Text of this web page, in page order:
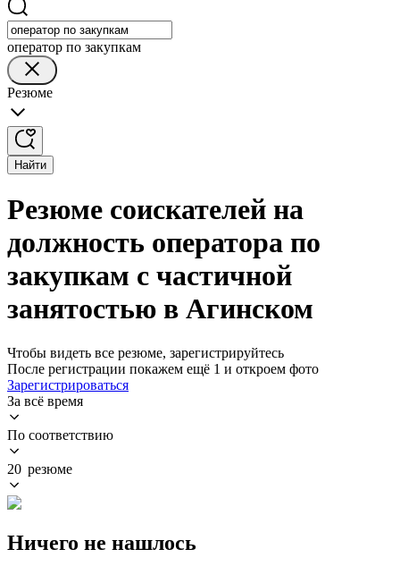
оператор по закупкам
Резюме
Найти
Резюме соискателей на
должность оператора по
закупкам с частичной
занятостью в Агинском
Чтобы видеть все резюме, зарегистрируйтесь
После регистрации покажем ещё 1 и откроем фото
Зарегистрироваться
За всё время
По соответствию
20 резюме
Ничего не нашлось